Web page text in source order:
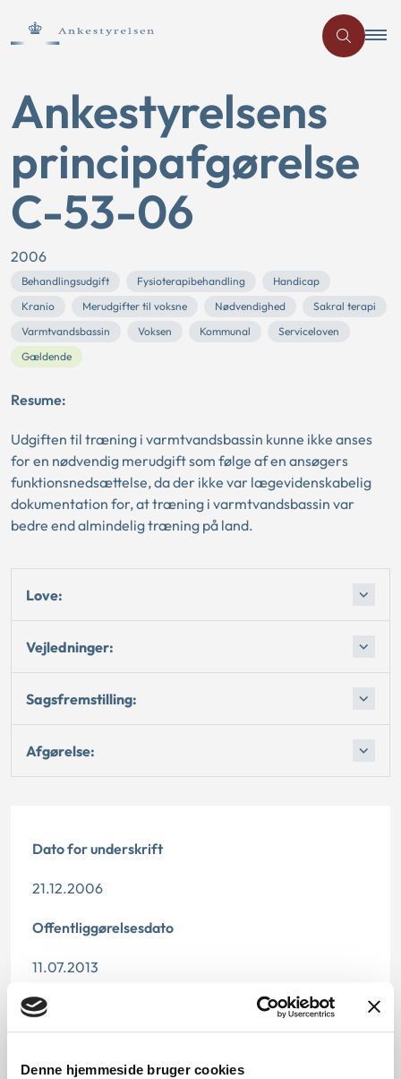
Denne hjemmeside bruger cookies
Ankestyrelsens
principafgørelse
C-53-06
2006
Behandlingsudgift Fysioterapibehandling
Handicap
Kranio
Merudgifter til voksne Nødvendighed
Sakral terapi
Varmtvandsbassin
Voksen Kommunal
Serviceloven
Gældende
Resume:
Udgiften til træning i varmtvandsbassin kunne ikke anses
for en nødvendig merudgift som følge af en ansøgers
funktionsnedsættelse, da der ikke var lægevidenskabelig
dokumentation for, at træning i varmtvandsbassin var
bedre end almindelig træning på land.
Love:
Vejledninger:
Sagsfremstilling:
Afgørelse:
Dato for underskrift
21.12.2006
Offentliggørelsesdato
11.07.2013
Paragraf